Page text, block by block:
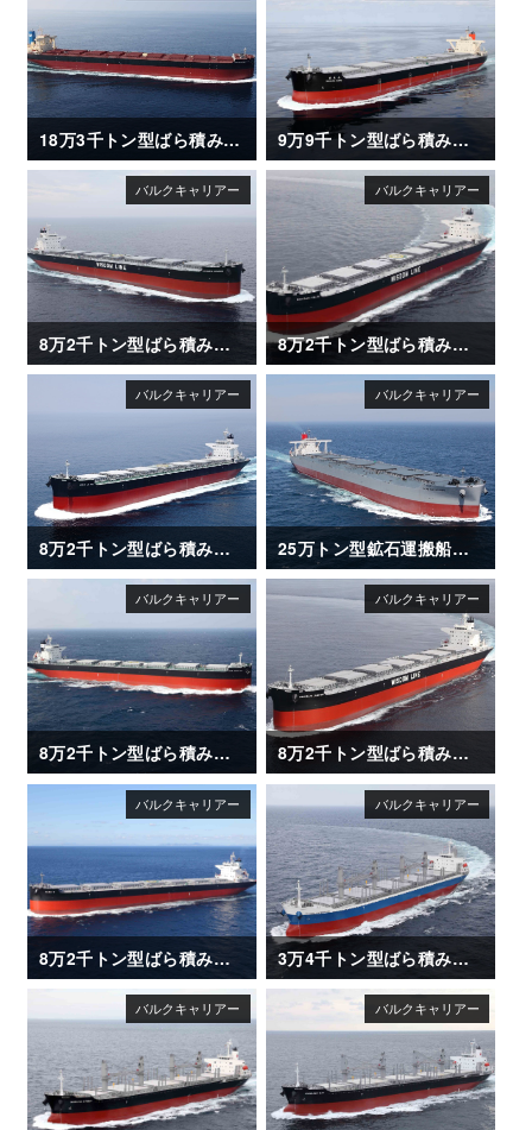
18万3千トン型ばら積み運搬船「UNITED ETERNITY」 9万9千トン型ばら積み運搬船「NAGARA MARU (長良丸)」
8万2千トン型ばら積み運搬船「SAKIZAYA LEADER」 8万2千トン型ばら積み運搬船「SAKIZAYA KALON」
8万2千トン型ばら積み運搬船「XING LE HAI」 25万トン型鉱石運搬船「CAPE HAYATOMO」
8万2千トン型ばら積み運搬船「XING HUAN HAI」 8万2千トン型ばら積み運搬船「SAKIZAYA JUSTICE」
8万2千トン型ばら積み運搬船「OLGA V」 3万4千トン型ばら積み運搬船「ANDREA ENTERPRISE」